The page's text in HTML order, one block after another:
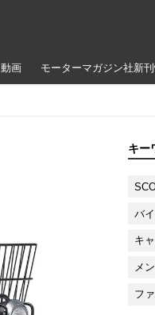
動画 モーターマガジン社新
キー
バ
キ
メ
フ